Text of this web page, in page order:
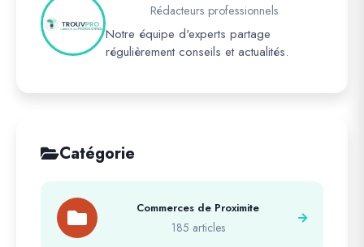
Rédacteurs professionnels
Notre équipe d'experts partage
régulièrement conseils et actualités.
Catégorie
Commerces de Proximite
185 articles